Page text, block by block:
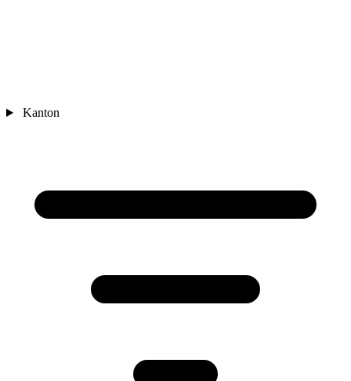
Kanton